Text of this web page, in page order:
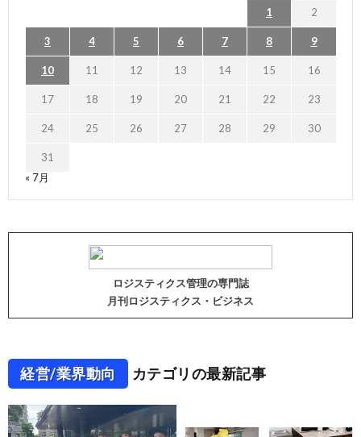
1 2
3 4 5 6 7 8 9
10 11 12 13 14 15 16
17 18 19 20 21 22 23
24 25 26 27 28 29 30
31
« 7月
ロジスティクス管理の専門誌
月刊ロジスティクス・ビジネス
経営/業界動向 カテゴリの最新記事